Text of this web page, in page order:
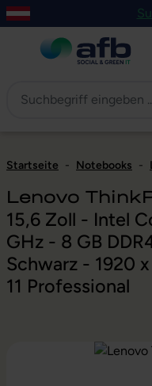
Hauptinhalt springen
Zur Navigation der B2B-
Startseite - Notebooks -
Lenovo
15,6 Zoll - Intel
GHz - 8 GB
Schwarz - 1920
11 Professional
Bildergalerie überspringen